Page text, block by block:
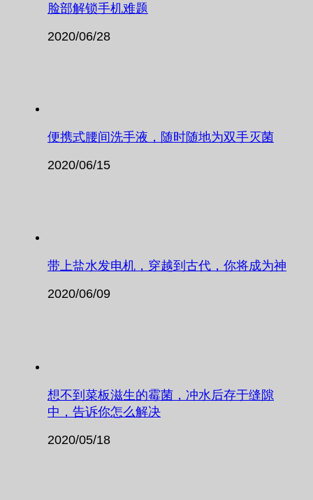
脸部解锁手机难题
2020/06/28
便携式腰间洗手液，随时随地为双手灭菌
2020/06/15
带上盐水发电机，穿越到古代，你将成为神
2020/06/09
想不到菜板滋生的霉菌，冲水后存于缝隙
中，告诉你怎么解决
2020/05/18